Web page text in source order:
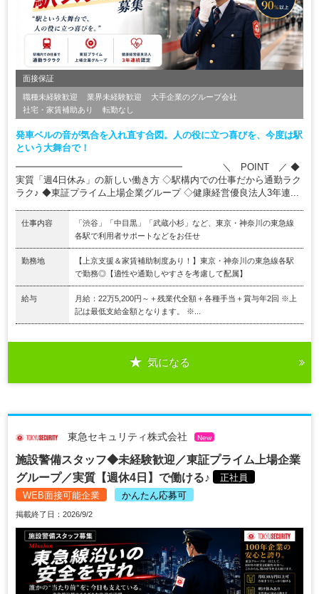
面接保証
職種未経験歓迎 業界未経験歓迎
大手企業のグループ会社
社宅・家賃補助あり
転勤なし
発車ベルの音が気合を入れ直す合図。人の役に立つ喜びを、今度は駅
という大舞台で！
━━━━━━━━━━━━━━━━━━ ＼ POINT ／ ◆
実質「週4日休み」の新しい働き方 ◇駅構内での仕事だから通勤ラク
ラク♪ ◆東証プライム上場企業グループ ◇健康経営優良法人3年連...
仕事内容
「渋谷」「中目黒」「武蔵小杉」など、東京・神奈川の東急線
各駅で利用者サポートなどをお任せ
勤務地
【上京支援＆家賃補助制度あり！】東京・神奈川の東急線各駅
で勤務◎【適性や通勤しやすさを考慮して配属】
給与
月給：22万5,200円～＋残業代全額＋各種手当＋賞与年2回 ※上
記は最低支給金額となります。 ※...
気になる
東急セキュリティ株式会社 New
施設警備スタッフ◆未経験歓迎／東証プライム上場企業
グループ／実質【週休4日】で働ける♪
正社員
WEB面接可能企業
かんたん応募可
掲載終了日：2026/9/2